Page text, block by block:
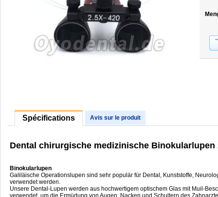
Spécifications Avis sur le produit
Dental chirurgische medizinische Binokularlupen
Binokularlupen
Galiläische Operationslupen sind sehr populär für Dental, Kunststoffe,
verwendet werden.
Unsere Dental-Lupen werden aus hochwertigem optischem Glas mit Muil-
verwendet, um die Ermüdung von Augen, Nacken und Schultern des